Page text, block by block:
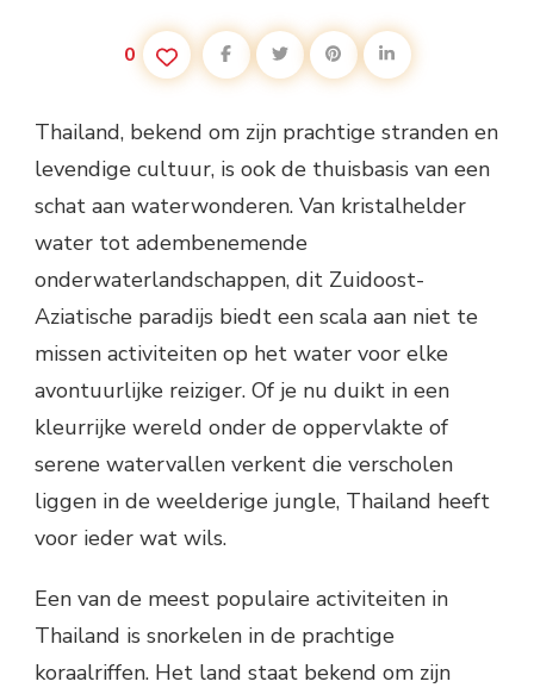
0
Thailand, bekend om zijn prachtige stranden en
levendige cultuur, is ook de thuisbasis van een
schat aan waterwonderen. Van kristalhelder
water tot adembenemende
onderwaterlandschappen, dit Zuidoost-
Aziatische paradijs biedt een scala aan niet te
missen activiteiten op het water voor elke
avontuurlijke reiziger. Of je nu duikt in een
kleurrijke wereld onder de oppervlakte of
serene watervallen verkent die verscholen
liggen in de weelderige jungle, Thailand heeft
voor ieder wat wils.
Een van de meest populaire activiteiten in
Thailand is snorkelen in de prachtige
koraalriffen. Het land staat bekend om zijn